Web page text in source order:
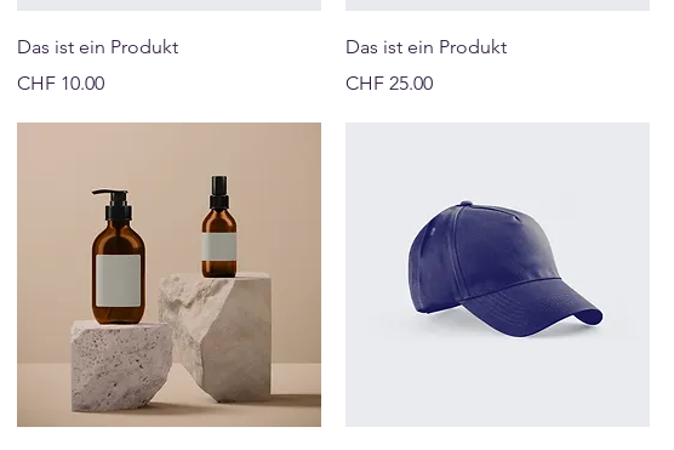
Das ist ein Produkt
Preis
CHF 10.00
Das ist ein Produkt
Preis
CHF 25.00